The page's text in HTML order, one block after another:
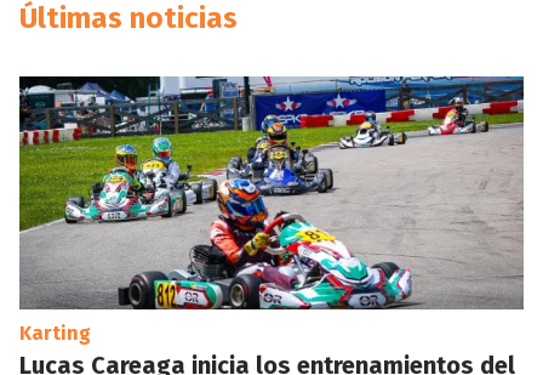
Últimas noticias
Karting
Lucas Careaga inicia los entrenamientos del